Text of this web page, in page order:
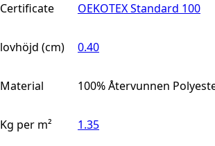
Certificate OEKOTEX Standard 100
lovhöjd (cm) 0.40
Material 100% Återvunnen
Kg per m² 1.35